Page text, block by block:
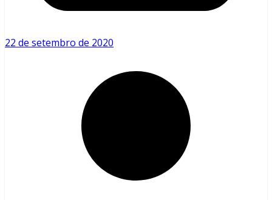
22 de setembro de 2020